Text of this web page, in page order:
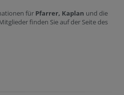
für Pfarrer, Kaplan und die
finden Sie auf der Seite des